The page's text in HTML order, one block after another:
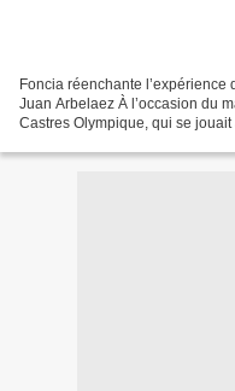
Foncia réenchante
Juan Arbelaez À l’occasion du
Castres Olympique, qui se